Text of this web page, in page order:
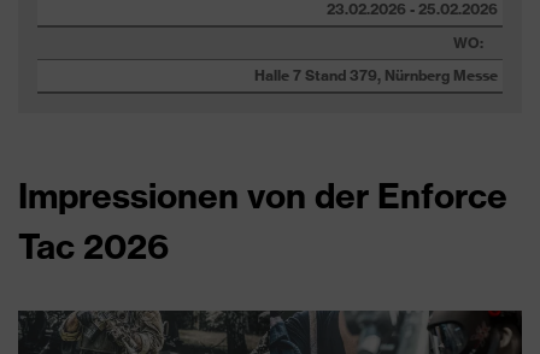
23.02.2026 - 25.02.2026
WO:
Halle 7 Stand 379, Nürnberg Messe
Impressionen von der Enforce
Tac 2026